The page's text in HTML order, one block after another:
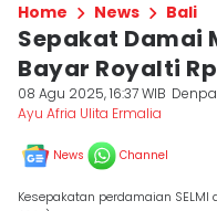
Home News Bali
Sepakat Damai
Bayar Royalti
08 Agu 2025, 16:37 WIB
Ayu Afria Ulita Ermalia
News Channel
Kesepakatan perdamaian SELMI